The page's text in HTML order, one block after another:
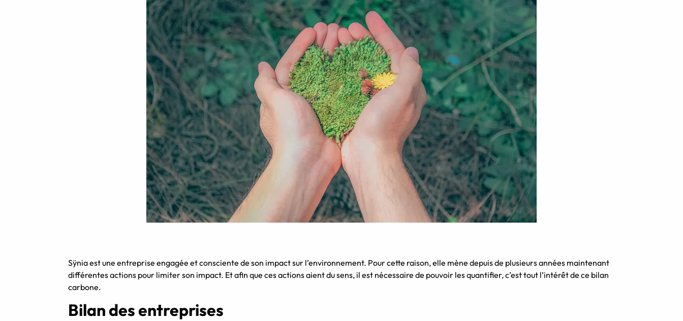
Sÿnia est une entreprise engagée et consciente de son impact sur l’environnement. Pour cette raison, elle mène depuis de plusieurs années maintenant
différentes actions pour limiter son impact. Et afin que ces actions aient du sens, il est nécessaire de pouvoir les quantifier, c’est tout l’intérêt de ce bilan
carbone.
Bilan des entreprises